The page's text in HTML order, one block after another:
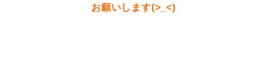
お願いします(>_<)